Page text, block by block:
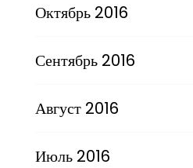
Октябрь 2016
Сентябрь 2016
Август 2016
Июль 2016